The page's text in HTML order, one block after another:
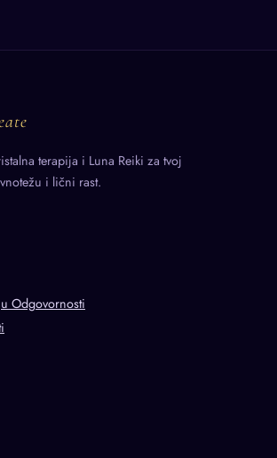
terapija i Luna Reiki za tvoj
i lični rast.
Odgovornosti